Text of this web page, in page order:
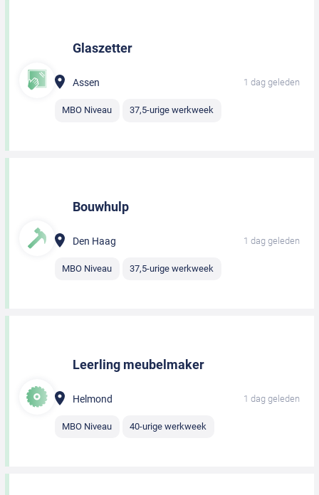
Glaszetter
Assen 1 dag geleden
MBO Niveau 37,5-urige werkweek
Bouwhulp
Den Haag 1 dag geleden
MBO Niveau 37,5-urige werkweek
Leerling meubelmaker
Helmond 1 dag geleden
MBO Niveau 40-urige werkweek